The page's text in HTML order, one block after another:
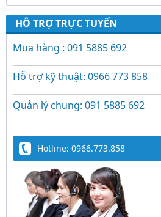
HỖ TRỢ TRỰC TUYẾN
Mua hàng : 091 5885 692
Hỗ trợ kỹ thuật: 0966 773 858
Quản lý chung: 091 5885 692
Hotline: 0966.773.858
Trứng Giả Lộc Phát
Hiệu Quả Cho Gà, Vịt,